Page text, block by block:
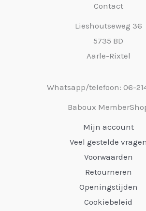
Contact
Lieshoutseweg 36
5735 BD
Aarle-Rixtel
Whatsapp/telefoon: 06-
Baboux
Mijn account
Veel gestelde vragen
Voorwaarden
Retourneren
Openingstijden
Cookiebeleid